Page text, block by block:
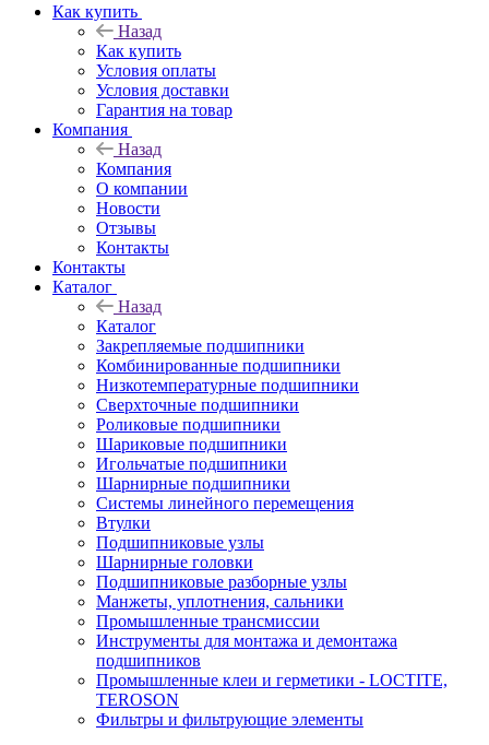
Как купить
Назад
Как купить
Условия оплаты
Условия доставки
Гарантия на товар
Компания
Назад
Компания
О компании
Новости
Отзывы
Контакты
Контакты
Каталог
Назад
Каталог
Закрепляемые подшипники
Комбинированные подшипники
Низкотемпературные подшипники
Сверхточные подшипники
Роликовые подшипники
Шариковые подшипники
Игольчатые подшипники
Шарнирные подшипники
Системы линейного перемещения
Втулки
Подшипниковые узлы
Шарнирные головки
Подшипниковые разборные узлы
Манжеты, уплотнения, сальники
Промышленные трансмиссии
Инструменты для монтажа и демонтажа
подшипников
Промышленные клеи и герметики - LOCTITE,
TEROSON
Фильтры и фильтрующие элементы